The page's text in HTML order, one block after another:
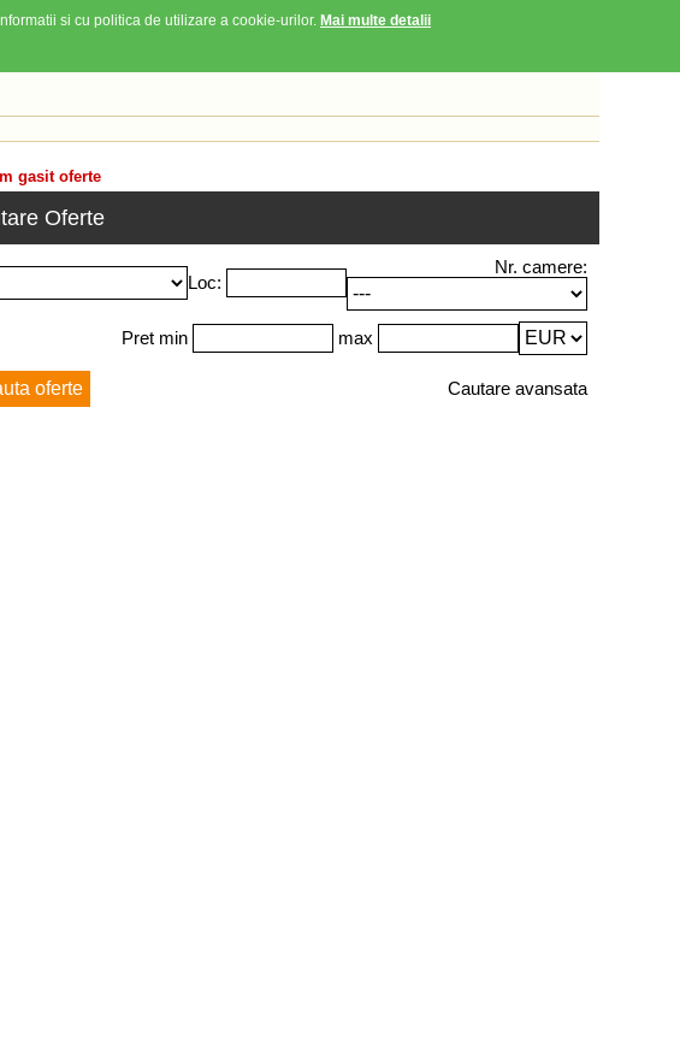
gasit oferte
Oferte
Loc:
Nr. camere:
Pret min max
Cautare avansata
si cu politica de utilizare a cookie-urilor. Mai multe detalii